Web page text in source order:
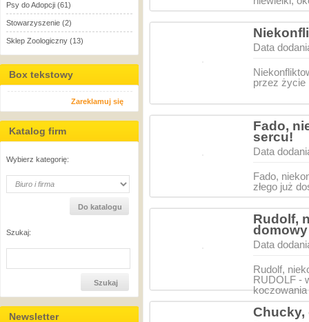
Psy do Adopcji (61)
Stowarzyszenie (2)
Sklep Zoologiczny (13)
Box tekstowy
Zareklamuj się
Katalog firm
Wybierz kategorię:
Szukaj:
Newsletter
Data
przez życie
Fado,
sercu!
Data
Fado,
złego już
Rudolf,
Data
Rudolf,
RUDOLF -
Chucky,